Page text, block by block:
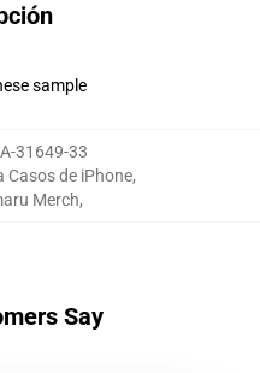
sample
31649-33
Casos de iPhone,
Merch,
Say